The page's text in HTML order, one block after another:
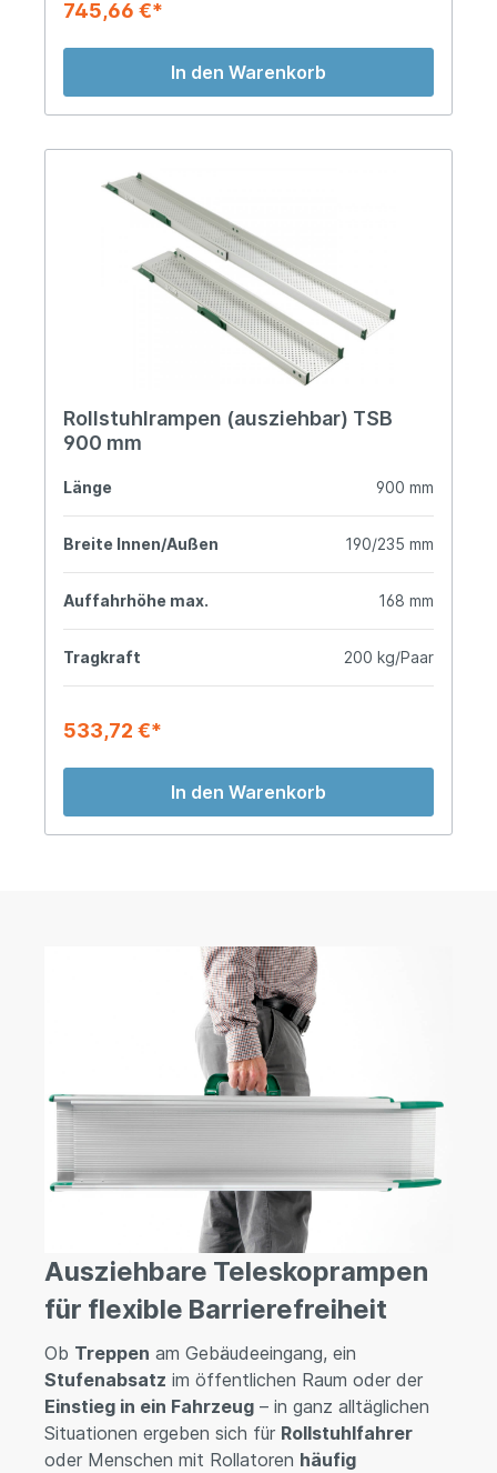
745,66 €*
In den Warenkorb
Rollstuhlrampen (ausziehbar) TSB
900 mm
Länge 900 mm
Breite Innen/Außen 190/235 mm
Auffahrhöhe max. 168 mm
Tragkraft 200 kg/Paar
533,72 €*
In den Warenkorb
Ausziehbare Teleskoprampen
für flexible Barrierefreiheit
Ob Treppen am Gebäudeeingang, ein
Stufenabsatz im öffentlichen Raum oder der
Einstieg in ein Fahrzeug – in ganz alltäglichen
Situationen ergeben sich für Rollstuhlfahrer
oder Menschen mit Rollatoren häufig